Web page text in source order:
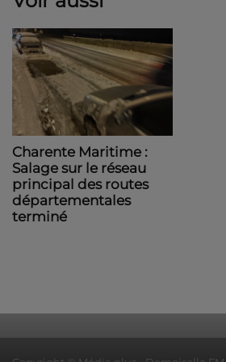
Charente Maritime :
Salage sur le réseau
principal des routes
départementales
terminé